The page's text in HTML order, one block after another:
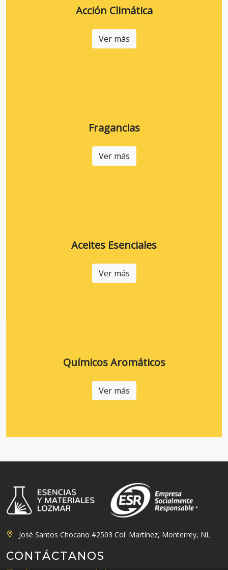
Acción Climática
Ver más
Fragancias
Ver más
Aceites Esenciales
Ver más
Químicos Aromáticos
Ver más
José Santos Chocano #2503 Col. Martínez, Monterrey, NL
CONTÁCTANOS